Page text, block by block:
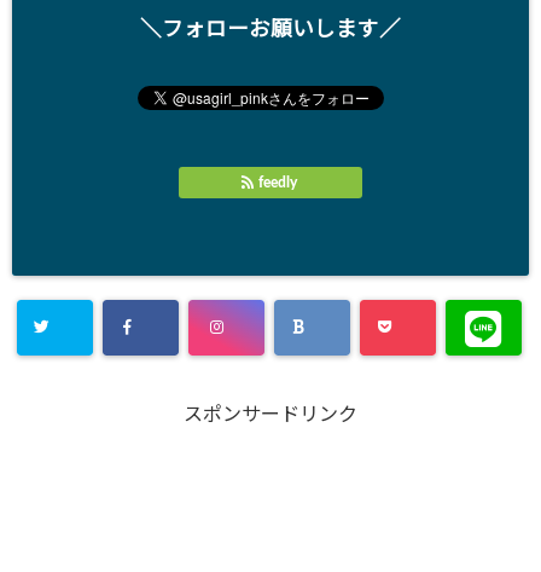
＼フォローお願いします／
feedly
スポンサードリンク